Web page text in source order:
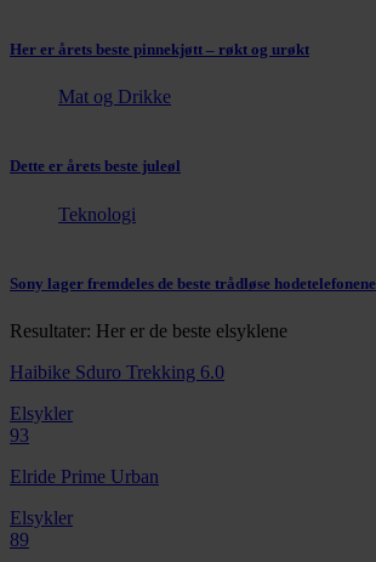
Her er årets beste pinnekjøtt – røkt og urøkt
Mat og Drikke
Dette er årets beste juleøl
Teknologi
Sony lager fremdeles de beste trådløse hodetelefonene
Resultater: Her er de beste elsyklene
Haibike Sduro Trekking 6.0
Elsykler
93
Elride Prime Urban
Elsykler
89